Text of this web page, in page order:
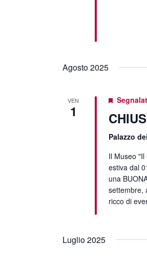
Agosto 2025
VEN
1
Palazzo
Il Museo
estiva dal
una
settembre,
ricco di
Luglio 2025